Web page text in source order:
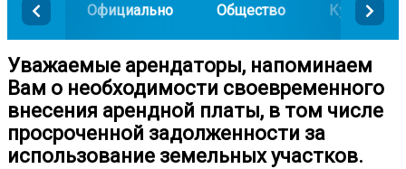
Официально Общество Культура
Уважаемые арендаторы, напоминаем
Вам о необходимости своевременного
внесения арендной платы, в том числе
просроченной задолженности за
использование земельных участков.